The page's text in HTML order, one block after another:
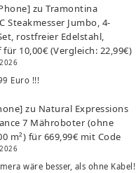
zuTramontina
Steakmesser Jumbo, 4-
rostfreier Edelstahl,
10,00€ (Vergleich: 22,99€)
Euro !!!
zu Natural Expressions
7 Mähroboter (ohne
m²) für 669,99€ mit Code
wäre besser, als ohne Kabel!